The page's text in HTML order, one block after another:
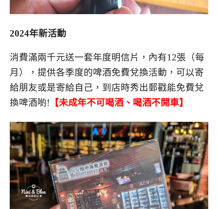
2024年新活動
消費滿兩千元送一套年度明信片，內有12張（每
月），提供各季度的啤酒免費兌換活動，可以寄
給朋友或是寄給自己，到店時秀出郵戳能免費兌
換啤酒喲! 【未成年不可喝酒、喝酒不開車】